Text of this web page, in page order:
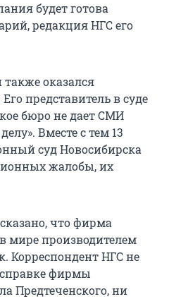
будет готова
редакция НГС его
оказался
представитель в суде
бюро не дает СМИ
Вместе с тем 13
суд Новосибирска
жалобы, их
что фирма
мире производителем
Корреспондент НГС не
фирмы
Предтеченского, ни